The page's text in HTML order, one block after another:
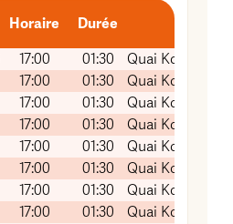
Horaire Durée
17:00 01:30
Quai Koch
17:00 01:30
Quai Koch
17:00 01:30
Quai Koch
17:00 01:30
Quai Koch
17:00 01:30
Quai Koch
17:00 01:30
Quai Koch
17:00 01:30
Quai Koch
17:00 01:30
Quai Koch